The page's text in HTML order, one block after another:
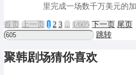
里完成一场数千万美元的
首页 上一页 1 2 3 ... 1/605 下一页 尾页
跳转
聚韩剧场猜你喜欢